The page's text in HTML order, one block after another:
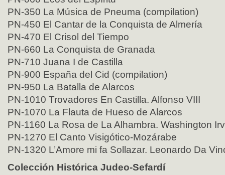
PN-350 La Música de Pneuma (compilation)
PN-450 El Cantar de la Conquista de Almería
PN-470 El Crisol del Tiempo
PN-660 La Conquista de Granada
PN-710 Juana I de Castilla
PN-900 España del Cid (compilation)
PN-950 La Batalla de Alarcos
PN-1010 Trovadores En Castilla. Alfonso VIII
PN-1070 La Flauta de Hueso de Alarcos
PN-1160 La Rosa de La Alhambra. Washington
PN-1270 El Canto Visigótico-Mozárabe
PN-1320 L’Amore mi fa Sollazar. Leonardo Da
Colección Histórica Judeo-Sefardí